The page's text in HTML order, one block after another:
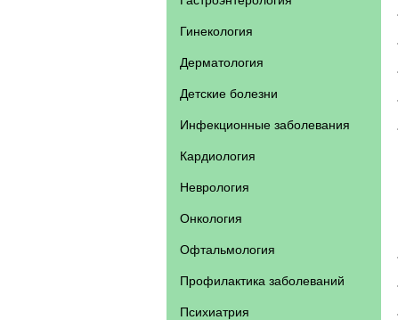
Гинекология
Дерматология
Детские болезни
Инфекционные заболевания
Кардиология
Неврология
Онкология
Офтальмология
Профилактика заболеваний
Психиатрия